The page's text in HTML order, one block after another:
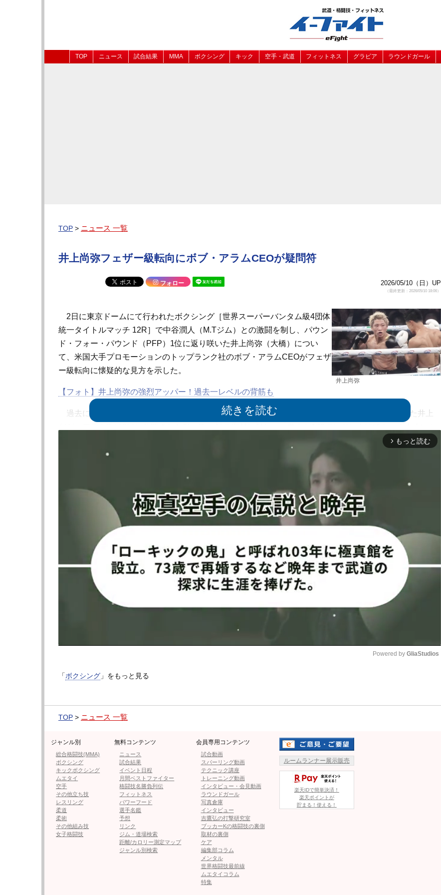
TOP ニュース 試合結果 MMA ボクシング キック 空手・武道 フィットネス グラビア ラウンドガール
TOP > ニュース 一覧
井上尚弥フェザー級転向にボブ・アラムCEOが疑問符
フォロー 2026/05/10（日）UP
（最終更新：2026/05/10 18:06）
井上尚弥
2日に東京ドームにて行われたボクシング［世界スーパーバンタム級4団体
統一タイトルマッチ 12R］で中谷潤人（M.Tジム）との激闘を制し、パウン
ド・フォー・パウンド（PFP）1位に返り咲いた井上尚弥（大橋）につい
て、米国大手プロモーションのトップランク社のボブ・アラムCEOがフェザ
ー級転向に懐疑的な見方を示した。
【フォト】井上尚弥の強烈アッパー！過去一レベルの背筋も
過去に「ゆくゆくはいけてもフェザー級」とフェザー級挑戦を視野に入れていることを語っていた井上
同社社長のトッド・デュボーフ氏もアラム氏の考えに同調。現WBO世界フェザー級王者ラファエル・エ
スピノサ（メキシコ）を引き合いに出し「中谷よりさらに体格で上回るエスピノサに挑むのは得策ではな
い。井上は122ポンドが体重の上限に達しているのではないか」と発言している。
身長165cmの井上に対し、身長188cmのエスピノサをはじめ、フェザー級の上位選手たちは、井上の強
打を受け止めるだけの体格と馬力を備えていると考えているのだ。
さらにアラム氏は、井上はスーパーバンタム級に留まり、王座の防衛を積み重ねる方が賢明だと主張し
たが、井上のフェザー級挑戦はあるのか。
▶︎次ページは【フォト】井上尚弥の強烈アッパー！過去一レベルの背筋も
・井上尚弥、中谷潤人との差し合いを制し、防衛成功！「次も燃えるような試合を」
・「井上尚弥と見たい」声多数！一撃KOで3団体統一、“PFP5位”天才ボクサーの圧勝劇が話題
・井岡一翔、中谷潤人ともに眼窩底骨折、井上尚弥・拓真の強烈アッパーの威力
arrow_forward_ios もっと読む
Powered by GliaStudios
「ボクシング 」をもっと見る
TOP > ニュース 一覧
ジャンル別
総合格闘技(MMA)
ボクシング
キックボクシング
ムエタイ
空手
その他立ち技
レスリング
柔道
柔術
その他組み技
女子格闘技
無料コンテンツ
ニュース
試合結果
イベント日程
月間ベストファイター
格闘技名勝負列伝
フィットネス
パワーフード
選手名鑑
予想
リンク
ジム・道場検索
距離/カロリー測定マップ
ジャンル別検索
会員専用コンテンツ
試合動画
スパーリング動画
テクニック講座
トレーニング動画
インタビュー・会見動画
ラウンドガール
写真倉庫
インタビュー
吉鷹弘の打撃研究室
ブッカーKの格闘技の裏側
取材の裏側
ケア
編集部コラム
メンタル
世界格闘技最前線
ムエタイコラム
特集
ルームランナー展示販売
楽天IDで簡単決済！
楽天ポイントが
貯まる！使える！